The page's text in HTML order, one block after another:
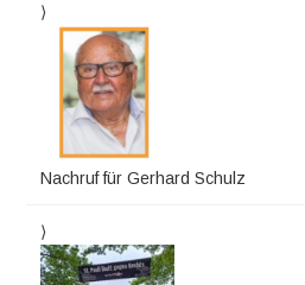
Nachruf für Gerhard Schulz